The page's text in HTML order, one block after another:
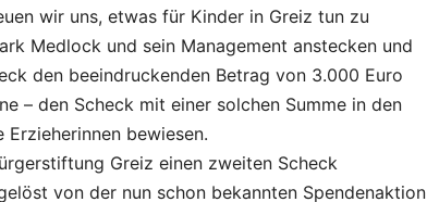
wir uns, etwas für Kinder in Greiz tun zu
Medlock und sein Management anstecken und
den beeindruckenden Betrag von 3.000 Euro
– den Scheck mit einer solchen Summe in den
bewiesen.
Greiz einen zweiten Scheck
von der nun schon bekannten Spendenaktion